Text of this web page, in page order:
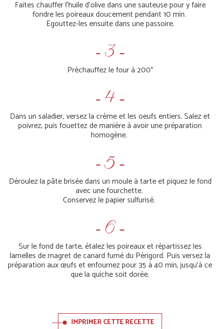
Faites chauffer l'huile d'olive dans une sauteuse pour y faire
fondre les poireaux doucement pendant 10 min.
Egouttez-les ensuite dans une passoire.
Préchauffez le four à 200°
Dans un saladier, versez la crème et les oeufs entiers. Salez et
poivrez, puis fouettez de manière à avoir une préparation
homogène.
Déroulez la pâte brisée dans un moule à tarte et piquez le fond
avec une fourchette.
Conservez le papier sulfurisé.
Sur le fond de tarte, étalez les poireaux et répartissez les
lamelles de magret de canard fumé du Périgord. Puis versez la
préparation aux œufs et enfournez pour 35 à 40 min, jusqu'à ce
que la quiche soit dorée.
IMPRIMER CETTE RECETTE